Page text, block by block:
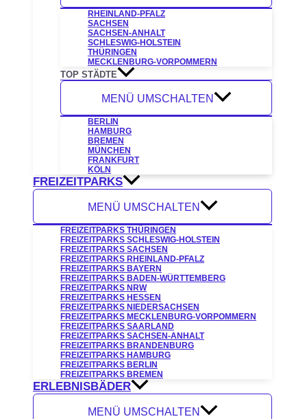
RHEINLAND-PFALZ
SACHSEN
SACHSEN-ANHALT
SCHLESWIG-HOLSTEIN
THÜRINGEN
MECKLENBURG-VORPOMMERN
TOP STÄDTE
MENÜ UMSCHALTEN
BERLIN
HAMBURG
BREMEN
MÜNCHEN
FRANKFURT
KÖLN
FREIZEITPARKS
MENÜ UMSCHALTEN
FREIZEITPARKS THÜRINGEN
FREIZEITPARKS SCHLESWIG-HOLSTEIN
FREIZEITPARKS SACHSEN
FREIZEITPARKS RHEINLAND-PFALZ
FREIZEITPARKS BAYERN
FREIZEITPARKS BADEN-WÜRTTEMBERG
FREIZEITPARKS NRW
FREIZEITPARKS HESSEN
FREIZEITPARKS NIEDERSACHSEN
FREIZEITPARKS MECKLENBURG-VORPOMMERN
FREIZEITPARKS SAARLAND
FREIZEITPARKS SACHSEN-ANHALT
FREIZEITPARKS BRANDENBURG
FREIZEITPARKS HAMBURG
FREIZEITPARKS BERLIN
FREIZEITPARKS BREMEN
ERLEBNISBÄDER
MENÜ UMSCHALTEN